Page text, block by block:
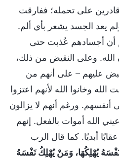
على تحمله؛ ففارقت
يعد الجسد يشعر بأي ألم.
أن أجسادهم عُذبت حتى
الله. وعلى النقيض من ذلك،
عليهم – على أنهم من
الله وخانوا الله لأنهم اعتزوا
أنفسهم. ورغم أنهم لا يزالون
الله أموات بالفعل. إنهم
أبديًا. كما قال الرب
يُهْلِكُهَا، وَمَنْ يُهْلِكُ نَفْسَهُ